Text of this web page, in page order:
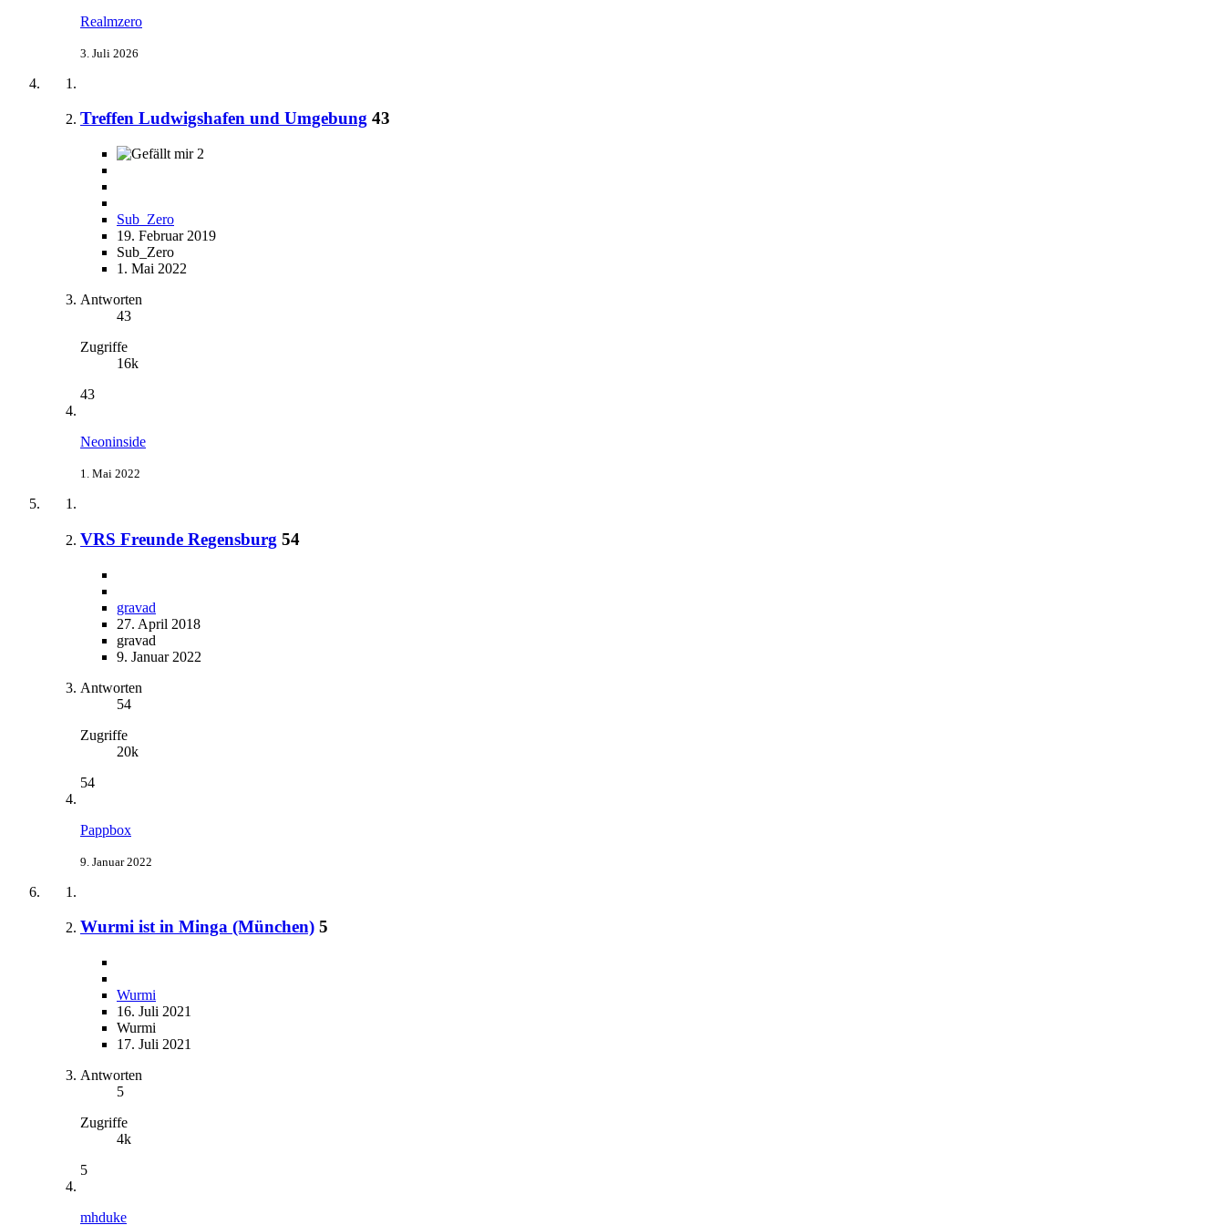
Realmzero
3. Juli 2026
Treffen Ludwigshafen und Umgebung 43
2
Sub_Zero
19. Februar 2019
Sub_Zero
1. Mai 2022
Antworten
43
Zugriffe
16k
43
Neoninside
1. Mai 2022
VRS Freunde Regensburg 54
gravad
27. April 2018
gravad
9. Januar 2022
Antworten
54
Zugriffe
20k
54
Pappbox
9. Januar 2022
Wurmi ist in Minga (München) 5
Wurmi
16. Juli 2021
Wurmi
17. Juli 2021
Antworten
5
Zugriffe
4k
5
mhduke